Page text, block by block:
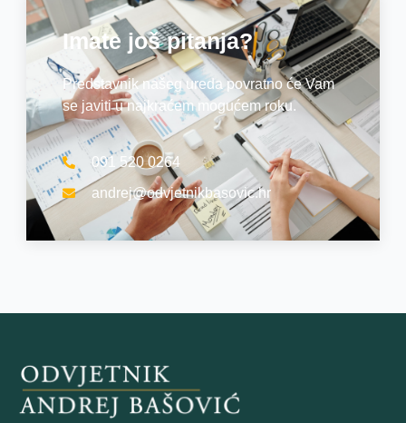
Imate još pitanja?
Predstavnik našeg ureda povratno će Vam
se javiti u najkraćem mogućem roku.
091 520 0264
andrej@odvjetnikbasovic.hr